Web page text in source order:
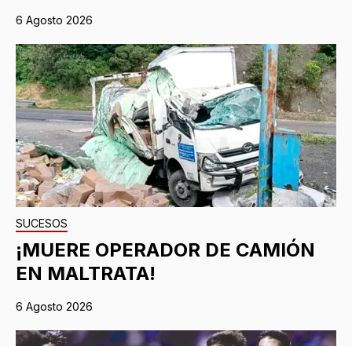
6 Agosto 2026
SUCESOS
¡MUERE OPERADOR DE CAMIÓN
EN MALTRATA!
6 Agosto 2026